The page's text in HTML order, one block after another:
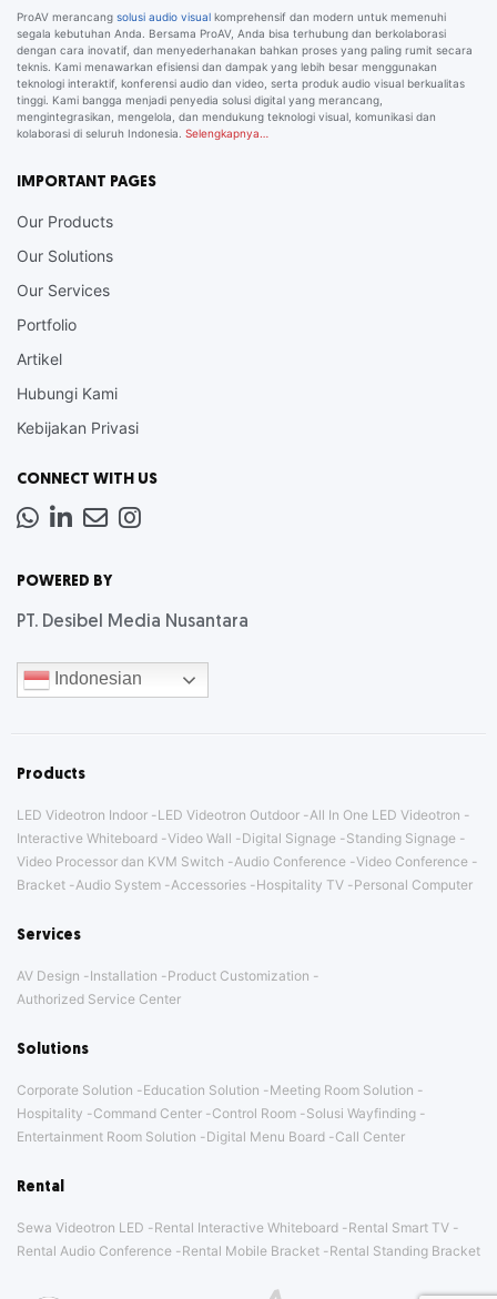
ProAV merancang solusi audio visual komprehensif dan modern untuk memenuhi
segala kebutuhan Anda. Bersama ProAV, Anda bisa terhubung dan berkolaborasi
dengan cara inovatif, dan menyederhanakan bahkan proses yang paling rumit secara
teknis. Kami menawarkan efisiensi dan dampak yang lebih besar menggunakan
teknologi interaktif, konferensi audio dan video, serta produk audio visual berkualitas
tinggi. Kami bangga menjadi penyedia solusi digital yang merancang,
mengintegrasikan, mengelola, dan mendukung teknologi visual, komunikasi dan
kolaborasi di seluruh Indonesia. Selengkapnya…
IMPORTANT PAGES
Our Products
Our Solutions
Our Services
Portfolio
Artikel
Hubungi Kami
Kebijakan Privasi
CONNECT WITH US
Whatsapp
LinkedIn
NewsInstagram
POWERED BY
PT. Desibel Media Nusantara
Indonesian
Products
LED Videotron Indoor LED Videotron Outdoor All In One LED Videotron
Interactive Whiteboard Video Wall Digital Signage
Standing Signage
Video Processor dan KVM Switch
Audio Conference Video Conference
Bracket Audio System Accessories Hospitality TV Personal Computer
Services
AV Design Installation
Product Customization
Authorized Service Center
Solutions
Corporate Solution Education Solution
Meeting Room Solution
Hospitality
Command Center Control Room
Solusi Wayfinding
Entertainment Room Solution
Digital Menu Board Call Center
Rental
Sewa Videotron LED Rental Interactive Whiteboard
Rental Smart TV
Rental Audio Conference
Rental Mobile Bracket Rental Standing Bracket